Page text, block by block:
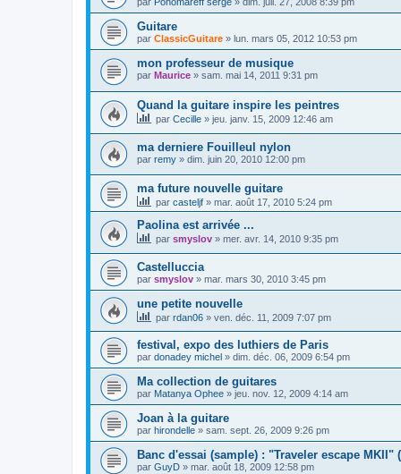
Guitare
par ClassicGuitare » lun. mars 05, 2012 10:53 pm
mon professeur de musique
par Maurice » sam. mai 14, 2011 9:31 pm
Quand la guitare inspire les peintres
par Cecille » jeu. janv. 15, 2009 12:46 am
ma derniere Fouilleul nylon
par remy » dim. juin 20, 2010 12:00 pm
ma future nouvelle guitare
par casteljf » mar. août 17, 2010 5:24 pm
Paolina est arrivée ...
par smyslov » mer. avr. 14, 2010 9:35 pm
Castelluccia
par smyslov » mar. mars 30, 2010 3:45 pm
une petite nouvelle
par rdan06 » ven. déc. 11, 2009 7:07 pm
festival, expo des luthiers de Paris
par donadey michel » dim. déc. 06, 2009 6:54 pm
Ma collection de guitares
par Matanya Ophee » jeu. nov. 12, 2009 4:14 am
Joan à la guitare
par hirondelle » sam. sept. 26, 2009 9:26 pm
Banc d'essai (sample) : "Traveler escape MKII"
par GuyD » mar. août 18, 2009 12:58 pm